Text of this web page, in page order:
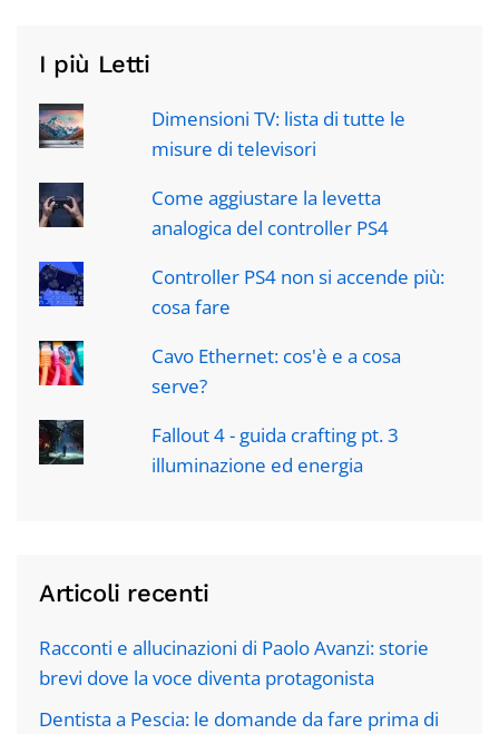
I più Letti
Dimensioni TV: lista di tutte le
misure di televisori
Come aggiustare la levetta
analogica del controller PS4
Controller PS4 non si accende più:
cosa fare
Cavo Ethernet: cos'è e a cosa
serve?
Fallout 4 - guida crafting pt. 3
illuminazione ed energia
Articoli recenti
Racconti e allucinazioni di Paolo Avanzi: storie
brevi dove la voce diventa protagonista
Dentista a Pescia: le domande da fare prima di